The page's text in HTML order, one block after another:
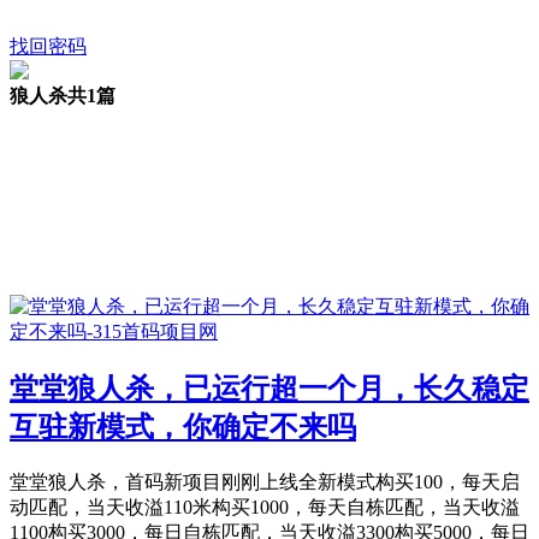
找回密码
狼人杀共1篇
堂堂狼人杀，已运行超一个月，长久稳定
互驻新模式，你确定不来吗
堂堂狼人杀，首码新项目刚刚上线全新模式构买100，每天启
动匹配，当天收溢110米构买1000，每天自栋匹配，当天收溢
1100构买3000，每日自栋匹配，当天收溢3300构买5000，每日